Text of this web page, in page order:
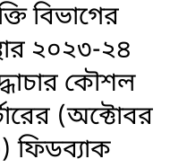
বিভাগের
২০২৩-২৪
কৌশল
(অক্টোবর
ফিডব্যাক